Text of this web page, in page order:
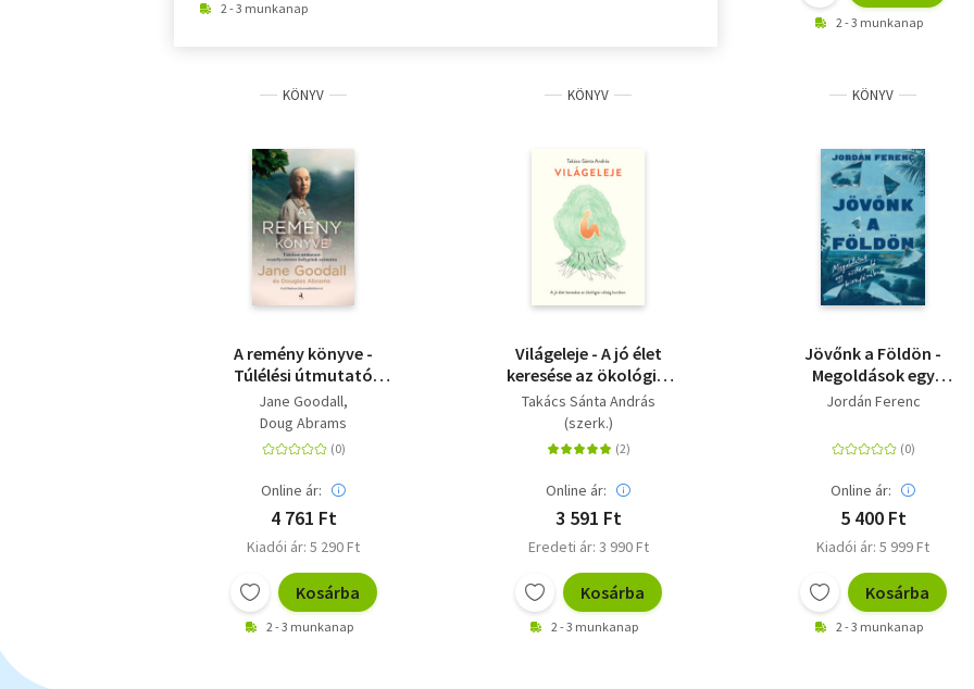
2 - 3 munkanap
2 - 3 munkanap
KÖNYV
A remény könyve -
Túlélési útmutató
veszélyeztetett
bolygónk számára
Jane Goodall
Doug Abrams
Online ár:
4 761 Ft
Kiadói ár: 5 290 Ft
Kosárba
2 - 3 munkanap
KÖNYV
Világeleje - A jó élet
keresése az ökológiai
válság korában
Takács Sánta András
(szerk.)
Online ár:
3 591 Ft
Eredeti ár: 3 990 Ft
Kosárba
2 - 3 munkanap
KÖNYV
Jövőnk a Földön -
Megoldások egy
összeomló
Jordán Ferenc
Online ár:
5 400 Ft
Kiadói ár: 5 999 Ft
Kosárba
2 - 3 munkanap